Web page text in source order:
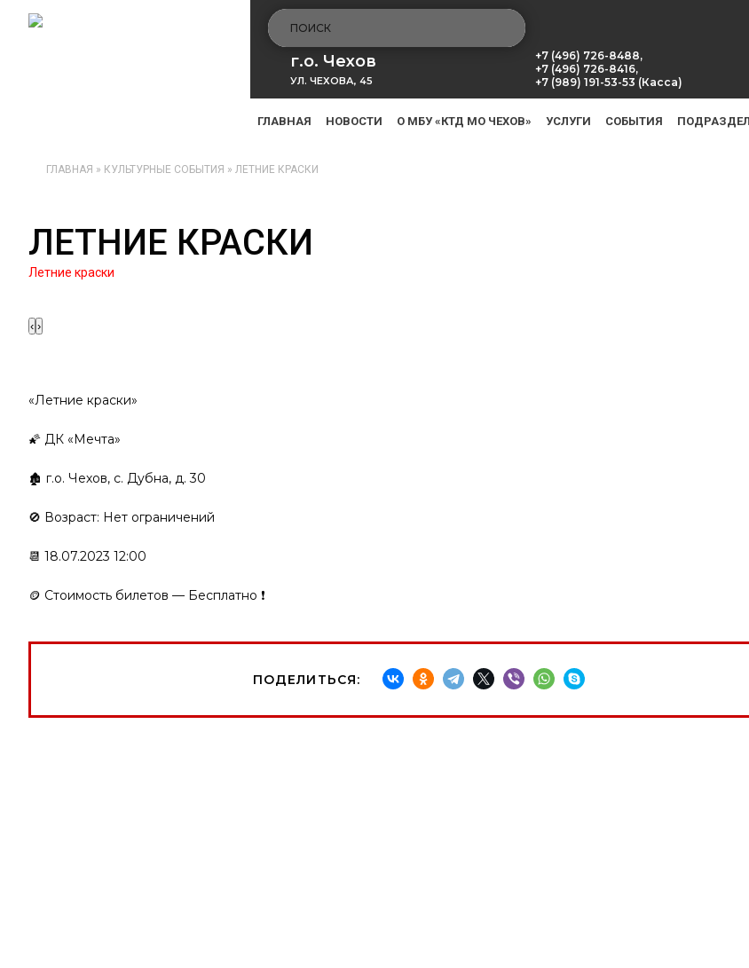
г.о. Чехов
УЛ. ЧЕХОВА, 45
+7 (496) 726-8488,
+7 (496) 726-8416,
+7 (989) 191-53-53 (Касса)
ГЛАВНАЯ НОВОСТИ О МБУ «КТД МО ЧЕХОВ» УСЛУГИ СОБЫТИЯ
ГЛАВНАЯ » КУЛЬТУРНЫЕ СОБЫТИЯ » ЛЕТНИЕ КРАСКИ
ЛЕТНИЕ КРАСКИ
Летние краски
‹ ›
«Летние краски»
🌠 ДК «Мечта»
🏚 г.о. Чехов, с. Дубна, д. 30
🚫 Возраст: Нет ограничений
📆 18.07.2023 12:00
🪙 Стоимость билетов — Бесплатно ❗️
ПОДЕЛИТЬСЯ: